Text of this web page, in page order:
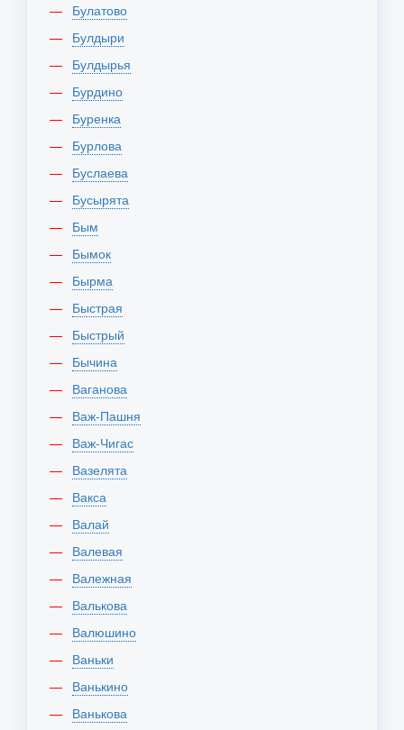
Булатово
Булдыри
Булдырья
Бурдино
Буренка
Бурлова
Буслаева
Бусырята
Бым
Бымок
Бырма
Быстрая
Быстрый
Бычина
Ваганова
Важ-Пашня
Важ-Чигас
Вазелята
Вакса
Валай
Валевая
Валежная
Валькова
Валюшино
Ваньки
Ванькино
Ванькова